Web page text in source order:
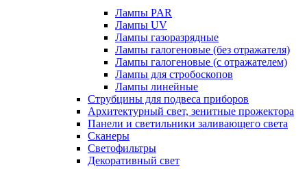
Лампы PAR
Лампы UV
Лампы газоразрядные
Лампы галогеновые (без отражателя)
Лампы галогеновые (с отражателем)
Лампы для стробоскопов
Лампы линейные
Струбцины для подвеса приборов
Архитектурный свет, зенитные прожектора
Панели и светильники заливающего света
Сканеры
Светофильтры
Декоративный свет